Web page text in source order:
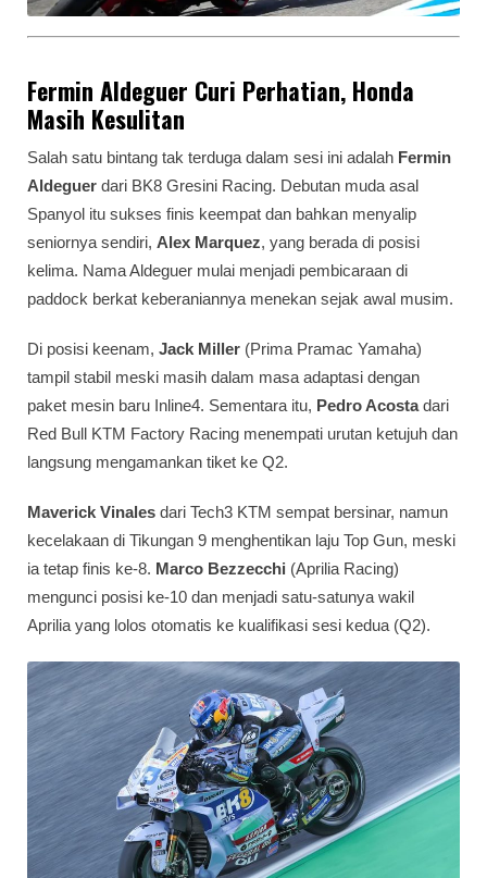
Fermin Aldeguer Curi Perhatian, Honda
Masih Kesulitan
Salah satu bintang tak terduga dalam sesi ini adalah Fermin
Aldeguer dari BK8 Gresini Racing. Debutan muda asal
Spanyol itu sukses finis keempat dan bahkan menyalip
seniornya sendiri, Alex Marquez, yang berada di posisi
kelima. Nama Aldeguer mulai menjadi pembicaraan di
paddock berkat keberaniannya menekan sejak awal musim.
Di posisi keenam, Jack Miller (Prima Pramac Yamaha)
tampil stabil meski masih dalam masa adaptasi dengan
paket mesin baru Inline4. Sementara itu, Pedro Acostadari
Red Bull KTM Factory Racing menempati urutan ketujuh dan
langsung mengamankan tiket ke Q2.
Maverick Vinales dari Tech3 KTM sempat bersinar, namun
kecelakaan di Tikungan 9 menghentikan laju Top Gun, meski
ia tetap finis ke-8. Marco Bezzecchi (Aprilia Racing)
mengunci posisi ke-10 dan menjadi satu-satunya wakil
Aprilia yang lolos otomatis ke kualifikasi sesi kedua (Q2).